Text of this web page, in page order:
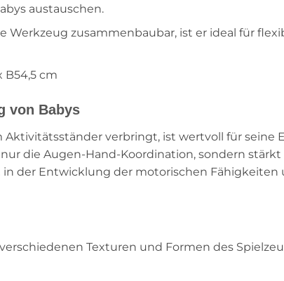
austauschen.
Werkzeug zusammenbaubar, ist er ideal für
B54,5 cm
von Babys
Aktivitätsständer verbringt, ist wertvoll für seine
die Augen-Hand-Koordination, sondern
in der Entwicklung der motorischen
Texturen und Formen des